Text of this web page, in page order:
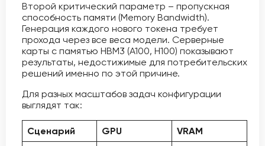
Второй критический параметр – пропускная
способность памяти (Memory Bandwidth).
Генерация каждого нового токена требует
прохода через все веса модели. Серверные
карты с памятью HBM3 (A100, H100) показывают
результаты, недостижимые для потребительских
решений именно по этой причине.
Для разных масштабов задач конфигурации
выглядят так:
Сценарий GPU
VRAM